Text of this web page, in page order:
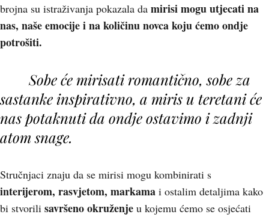
brojna su istraživanja pokazala da mirisi mogu utjecati na
nas, naše emocije i na količinu novca koju ćemo ondje
potrošiti.
Sobe će mirisati romantično, sobe za
sastanke inspirativno, a miris u teretani će
nas potaknuti da ondje ostavimo i zadnji
atom snage.
Stručnjaci znaju da se mirisi mogu kombinirati s
interijerom, rasvjetom, markama i ostalim detaljima kako
bi stvorili savršeno okruženje u kojemu ćemo se osjećati